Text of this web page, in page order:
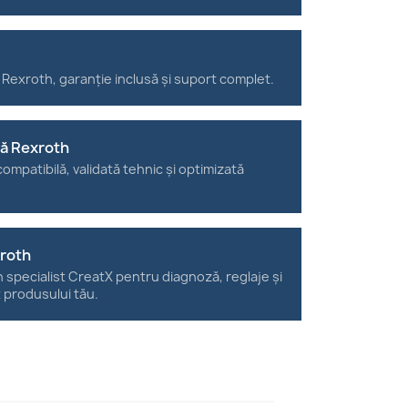
garanție inclusă și suport complet.
Rexroth
validată tehnic și optimizată
specialist CreatX pentru diagnoză, reglaje și
tău.